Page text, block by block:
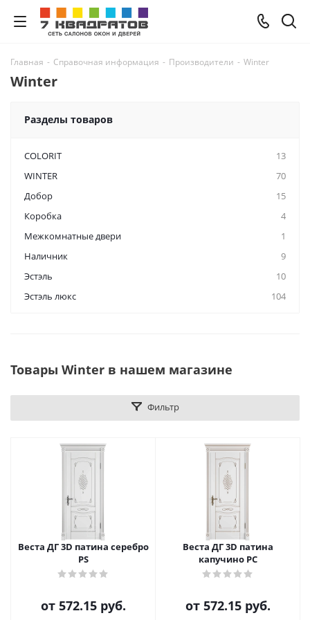
Главная - Справочная информация - Производители - Winter
Winter
Разделы товаров
COLORIT
13
WINTER
70
Добор
15
Коробка
4
Межкомнатные двери
1
Наличник
9
Эстэль
10
Эстэль люкс
104
Товары Winter в нашем магазине
Фильтр
Веста ДГ 3D патина серебро
PS
от 572.15 руб.
Веста ДГ 3D патина
капучино PC
от 572.15 руб.